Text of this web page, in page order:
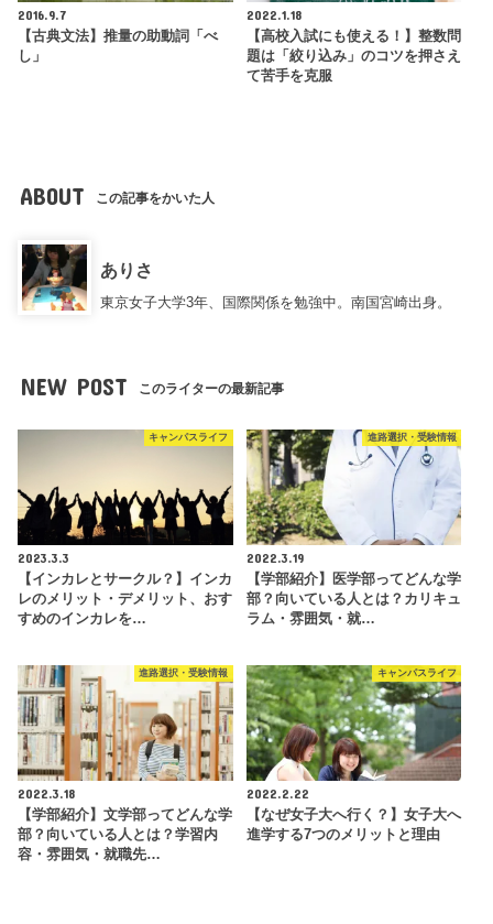
2016.9.7
【古典文法】推量の助動詞「べ
し」
2022.1.18
【高校入試にも使える！】整数問
題は「絞り込み」のコツを押さえ
て苦手を克服
ABOUT この記事をかいた人
ありさ
東京女子大学3年、国際関係を勉強中。南国宮崎出身。
NEW POST このライターの最新記事
キャンパスライフ
2023.3.3
【インカレとサークル？】インカ
レのメリット・デメリット、おす
すめのインカレを…
進路選択・受験情報
2022.3.19
【学部紹介】医学部ってどんな学
部？向いている人とは？カリキュ
ラム・雰囲気・就…
進路選択・受験情報
2022.3.18
【学部紹介】文学部ってどんな学
部？向いている人とは？学習内
容・雰囲気・就職先…
キャンパスライフ
2022.2.22
【なぜ女子大へ行く？】女子大へ
進学する7つのメリットと理由